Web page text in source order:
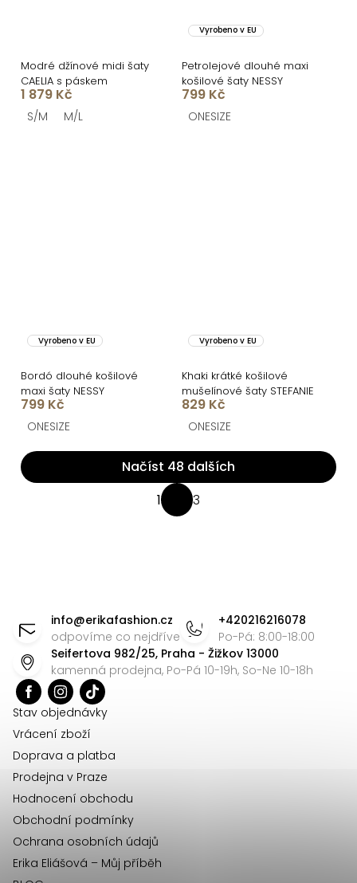
Modré džínové midi šaty
CAELIA s páskem
1 879 Kč
S/M M/L
Vyrobeno v EU
Petrolejové dlouhé maxi
košilové šaty NESSY
799 Kč
ONESIZE
Vyrobeno v EU
Bordó dlouhé košilové
maxi šaty NESSY
799 Kč
ONESIZE
Vyrobeno v EU
Khaki krátké košilové
mušelínové šaty STEFANIE
829 Kč
ONESIZE
O
v
c
í
p
r
Načíst 48 dalších
o
v
á
n
1 3
info@erikafashion.cz
odpovíme co nejdříve
+420216216078
Po-Pá: 8:00-18:00
Seifertova 982/25, Praha - Žižkov 13000
kamenná prodejna, Po-Pá 10-19h, So-Ne 10-18h
Stav objednávky
Vrácení zboží
Doprava a platba
Prodejna v Praze
Hodnocení obchodu
Obchodní podmínky
Ochrana osobních údajů
Erika Eliášová – Můj příběh